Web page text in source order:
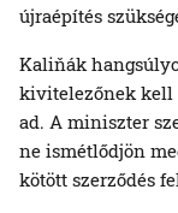
újraépítés
Kaliňák
kivitelezőnek kell
ad. A miniszter
ne ismétlődjön
kötött szerződés